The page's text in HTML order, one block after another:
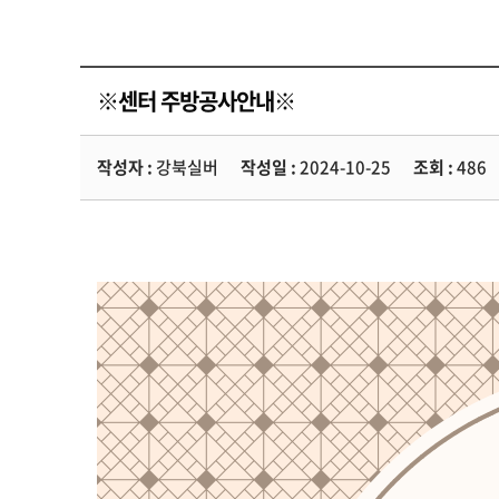
※센터 주방공사안내※
작성자 : 강북실버 작성일 :2024-10-25 조회 :486